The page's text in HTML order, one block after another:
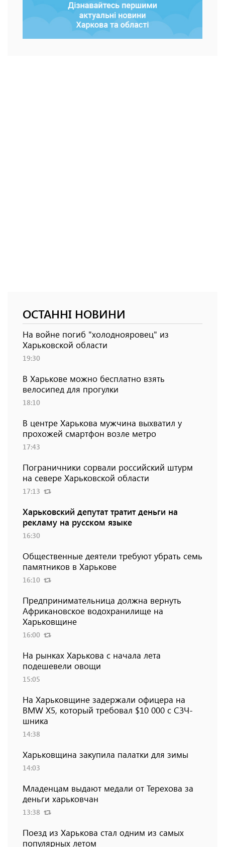
ОСТАННІ НОВИНИ
На войне погиб "холоднояровец" из
Харьковской области
19:30
В Харькове можно бесплатно взять
велосипед для прогулки
18:10
В центре Харькова мужчина выхватил у
прохожей смартфон возле метро
17:43
Пограничники сорвали российский штурм
на севере Харьковской области
17:13
Харьковский депутат тратит деньги на
рекламу на русском языке
16:30
Общественные деятели требуют убрать семь
памятников в Харькове
16:10
Предпринимательница должна вернуть
Африкановское водохранилище на
Харьковщине
16:00
На рынках Харькова с начала лета
подешевели овощи
15:05
На Харьковщине задержали офицера на
BMW Х5, который требовал $10 000 с СЗЧ-
шника
14:38
Харьковщина закупила палатки для зимы
14:03
Младенцам выдают медали от Терехова за
деньги харьковчан
13:38
Поезд из Харькова стал одним из самых
популярных летом